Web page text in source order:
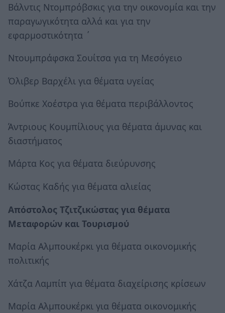
Βάλντις Ντομπρόβσκις για την οικονομία και την
παραγωγικότητα αλλά και για την
εφαρμοστικότητα ΄
Ντουμπράφσκα Σουίτσα για τη Μεσόγειο
Όλιβερ Βαρχέλι για θέματα υγείας
Βούπκε Χοέστρα για θέματα περιβάλλοντος
Άντριους Κουμπίλιους για θέματα άμυνας και
διαστήματος
Μάρτα Κος για θέματα διεύρυνσης
Κώστας Καδής για θέματα αλιείας
Απόστολος Τζιτζικώστας για θέματα
Μεταφορών και Τουρισμού
Μαρία Αλμπουκέρκι για θέματα οικονομικής
πολιτικής
Χάτζα Λαμπίπ για θέματα διαχείρισης κρίσεων
Μαρία Αλμπουκέρκι για θέματα οικονομικής